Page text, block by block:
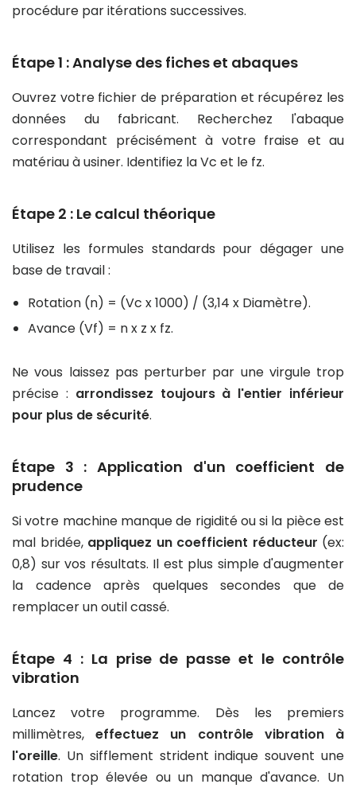
procédure par itérations successives.
Étape 1 : Analyse des fiches et abaques
Ouvrez votre fichier de préparation et récupérez les
données du fabricant. Recherchez l'abaque
correspondant précisément à votre fraise et au
matériau à usiner. Identifiez la Vc et le fz.
Étape 2 : Le calcul théorique
Utilisez les formules standards pour dégager une
base de travail :
Rotation (n) = (Vc x 1000) / (3,14 x Diamètre).
Avance (Vf) = n x z x fz.
Ne vous laissez pas perturber par une virgule trop
précise : arrondissez toujours à l'entier inférieur
pour plus de sécurité.
Étape 3 : Application d'un coefficient de
prudence
Si votre machine manque de rigidité ou si la pièce est
mal bridée, appliquez un coefficient réducteur (ex:
0,8) sur vos résultats. Il est plus simple d'augmenter
la cadence après quelques secondes que de
remplacer un outil cassé.
Étape 4 : La prise de passe et le contrôle
vibration
Lancez votre programme. Dès les premiers
millimètres,effectuez un contrôle vibration à
l'oreille. Un sifflement strident indique souvent une
rotation trop élevée ou un manque d'avance. Un